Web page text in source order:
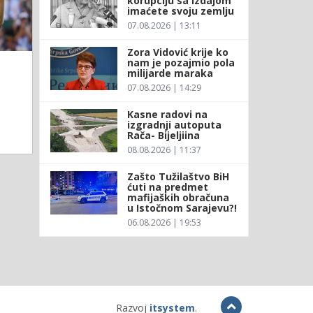
imaćete svoju zemlju
07.08.2026 | 13:11
Zora Vidović krije ko
nam je pozajmio pola
milijarde maraka
07.08.2026 | 14:29
Kasne radovi na
izgradnji autoputa
Rača- Bijeljiina
08.08.2026 | 11:37
Zašto Tužilaštvo BiH
ćuti na predmet
mafijaških obračuna
u Istočnom Sarajevu?!
06.08.2026 | 19:53
Razvoj itsystem.